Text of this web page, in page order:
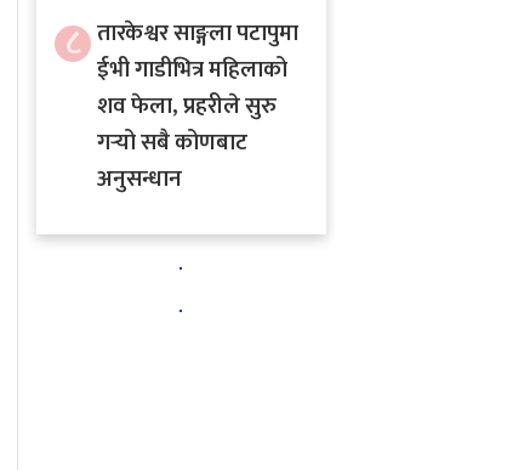
८ तारकेश्वर साङ्गला पटापुमा
ईभी गाडीभित्र महिलाको
शव फेला, प्रहरीले सुरु
गर्‍यो सबै कोणबाट
अनुसन्धान